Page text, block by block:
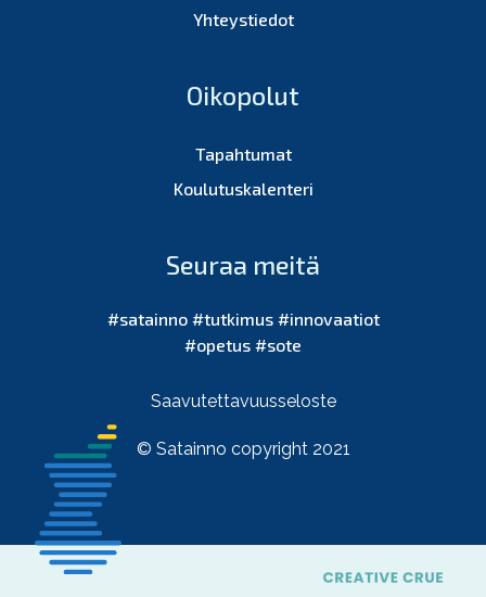
Yhteystiedot
Oikopolut
Tapahtumat
Koulutuskalenteri
Seuraa meitä
#satainno #tutkimus #innovaatiot
#opetus #sote
Saavutettavuusseloste
© Satainno copyright 2021